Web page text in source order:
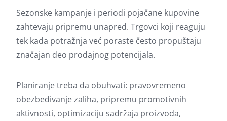
Sezonske kampanje i periodi pojačane kupovine
zahtevaju pripremu unapred. Trgovci koji reaguju
tek kada potražnja već poraste često propuštaju
značajan deo prodajnog potencijala.
Planiranje treba da obuhvati: pravovremeno
obezbeđivanje zaliha, pripremu promotivnih
aktivnosti, optimizaciju sadržaja proizvoda,